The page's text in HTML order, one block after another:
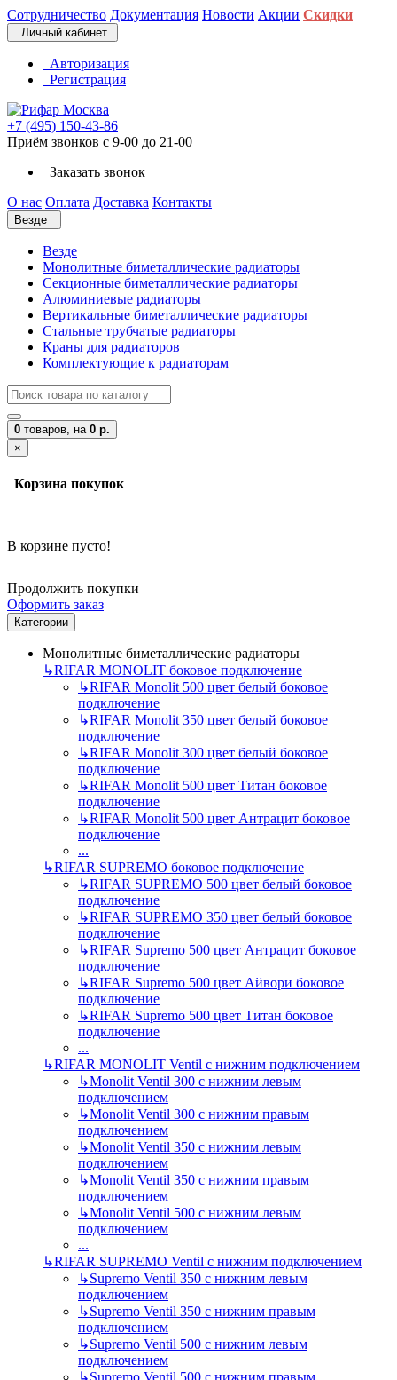
Сотрудничество Документация Новости Акции Скидки
Личный кабинет
Авторизация
Регистрация
+7 (495) 150-43-86
Приём звонков с 9-00 до 21-00
Заказать звонок
О нас Оплата Доставка Контакты
Везде
Везде
Монолитные биметаллические радиаторы
Секционные биметаллические радиаторы
Алюминиевые радиаторы
Вертикальные биметаллические радиаторы
Стальные трубчатые радиаторы
Краны для радиаторов
Комплектующие к радиаторам
0 товаров, на 0 р.
×
Корзина покупок
В корзине пусто!
Продолжить покупки
Оформить заказ
Категории
Монолитные биметаллические радиаторы
↳RIFAR MONOLIT боковое подключение
↳RIFAR Monolit 500 цвет белый боковое
подключение
↳RIFAR Monolit 350 цвет белый боковое
подключение
↳RIFAR Monolit 300 цвет белый боковое
подключение
↳RIFAR Monolit 500 цвет Титан боковое
подключение
↳RIFAR Monolit 500 цвет Антрацит боковое
подключение
...
↳RIFAR SUPREMO боковое подключение
↳RIFAR SUPREMO 500 цвет белый боковое
подключение
↳RIFAR SUPREMO 350 цвет белый боковое
подключение
↳RIFAR Supremo 500 цвет Антрацит боковое
подключение
↳RIFAR Supremo 500 цвет Айвори боковое
подключение
↳RIFAR Supremo 500 цвет Титан боковое
подключение
...
↳RIFAR MONOLIT Ventil с нижним подключением
↳Monolit Ventil 300 с нижним левым
подключением
↳Monolit Ventil 300 с нижним правым
подключением
↳Monolit Ventil 350 с нижним левым
подключением
↳Monolit Ventil 350 с нижним правым
подключением
↳Monolit Ventil 500 с нижним левым
подключением
...
↳RIFAR SUPREMO Ventil с нижним подключением
↳Supremo Ventil 350 с нижним левым
подключением
↳Supremo Ventil 350 с нижним правым
подключением
↳Supremo Ventil 500 с нижним левым
подключением
↳Supremo Ventil 500 с нижним правым